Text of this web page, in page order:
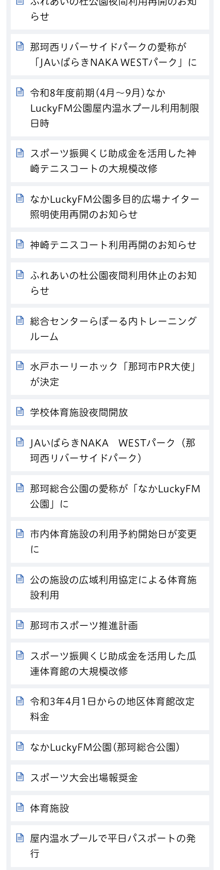
らせ
那珂西リバーサイドパークの愛称が
「JAいばらきNAKA WESTパーク」に
令和8年度前期(4月～9月)なか
LuckyFM公園屋内温水プール利用制限
日時
スポーツ振興くじ助成金を活用した神
崎テニスコートの大規模改修
なかLuckyFM公園多目的広場ナイター
照明使用再開のお知らせ
神崎テニスコート利用再開のお知らせ
ふれあいの杜公園夜間利用休止のお知
らせ
総合センターらぽーる内トレーニング
ルーム
水戸ホーリーホック「那珂市PR大使」
が決定
学校体育施設夜間開放
JAいばらきNAKA WESTパーク（那
珂西リバーサイドパーク）
那珂総合公園の愛称が「なかLuckyFM
公園」に
市内体育施設の利用予約開始日が変更
に
公の施設の広域利用協定による体育施
設利用
那珂市スポーツ推進計画
スポーツ振興くじ助成金を活用した瓜
連体育館の大規模改修
令和3年4月1日からの地区体育館改定
料金
なかLuckyFM公園(那珂総合公園)
スポーツ大会出場報奨金
体育施設
屋内温水プールで平日パスポートの発
行